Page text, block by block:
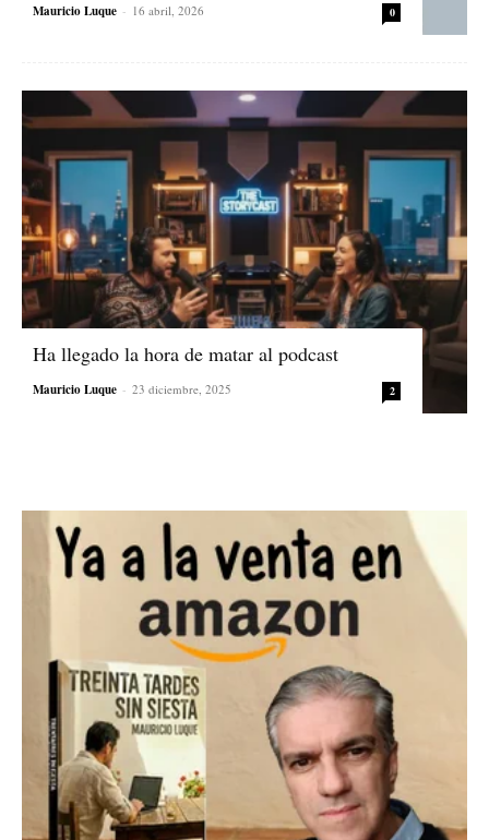
Mauricio Luque - 16 abril, 2026 0
Ha llegado la hora de matar al podcast
Mauricio Luque - 23 diciembre, 2025 2